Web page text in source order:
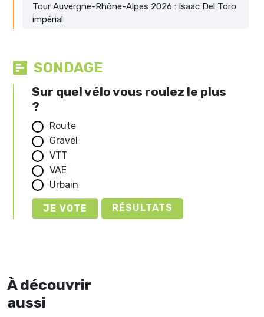
Tour Auvergne-Rhône-Alpes 2026 : Isaac Del Toro
impérial
SONDAGE
Sur quel vélo vous roulez le plus
?
Route
Gravel
VTT
VAE
Urbain
RÉSULTATS
À découvrir
aussi